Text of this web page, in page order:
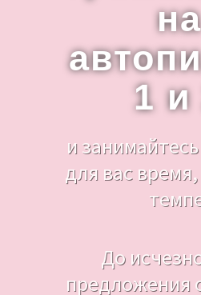
на
1 и
и
для вас
До
предложения